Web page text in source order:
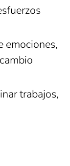
emociones,
trabajos,